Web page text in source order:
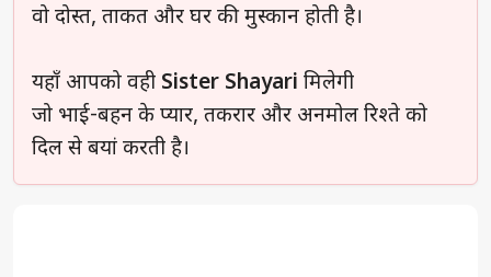
वो दोस्त, ताकत और घर की मुस्कान होती है।
यहाँ आपको वही Sister Shayari मिलेगी
जो भाई-बहन के प्यार, तकरार और अनमोल रिश्ते को
दिल से बयां करती है।